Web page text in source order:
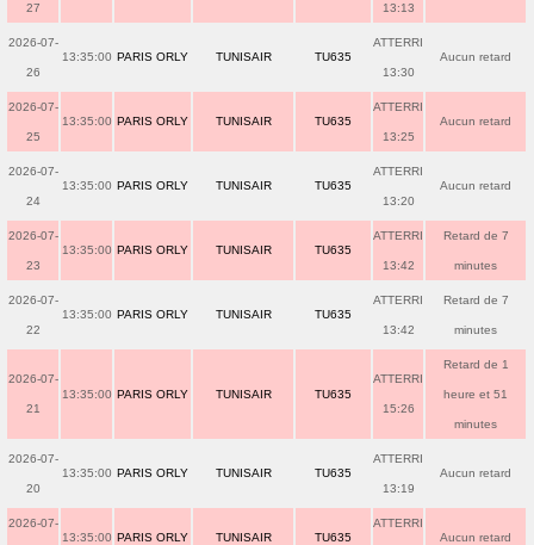
27 13:13
2026-07-
26
13:35:00 PARIS ORLY TUNISAIR TU635
ATTERRI
13:30
Aucun retard
2026-07-
25
13:35:00 PARIS ORLY TUNISAIR TU635
ATTERRI
13:25
Aucun retard
2026-07-
24
13:35:00 PARIS ORLY TUNISAIR TU635
ATTERRI
13:20
Aucun retard
2026-07-
23
13:35:00 PARIS ORLY TUNISAIR TU635
ATTERRI
13:42
Retard de 7
minutes
2026-07-
22
13:35:00 PARIS ORLY TUNISAIR TU635
ATTERRI
13:42
Retard de 7
minutes
2026-07-
21
13:35:00 PARIS ORLY TUNISAIR TU635
ATTERRI
15:26
Retard de 1
heure et 51
minutes
2026-07-
20
13:35:00 PARIS ORLY TUNISAIR TU635
ATTERRI
13:19
Aucun retard
2026-07-
13:35:00 PARIS ORLY TUNISAIR TU635
ATTERRI
Aucun retard